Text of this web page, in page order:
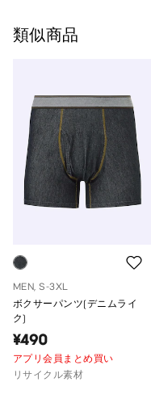
類似商品
MEN, S-3XL
ボクサーパンツ(デニムライ
ク)
¥490
アプリ会員まとめ買い
リサイクル素材